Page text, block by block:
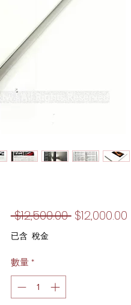
$12,500.00 一
$12,000.00促
已含 稅金
數量 *